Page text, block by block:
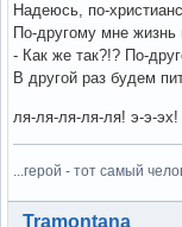
Надеюсь, по-
По-другому мне жизнь
- Как же так?!? По-
В другой раз будем
ля-ля-ля-ля-ля! э-э-эх!
...герой - тот самый
Вне форума
Tramontana